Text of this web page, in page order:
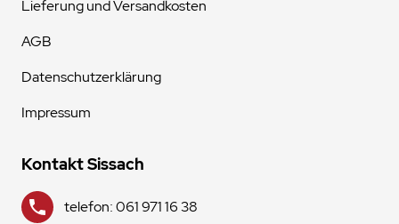
Lieferung und Versandkosten
AGB
Datenschutzerklärung
Impressum
Kontakt Sissach
telefon: 061 971 16 38